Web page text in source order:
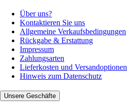
Über uns?
Kontaktieren Sie uns
Allgemeine Verkaufsbedingungen
Rückgabe & Erstattung
Impressum
Zahlungsarten
Lieferkosten und Versandoptionen
Hinweis zum Datenschutz
Unsere Geschäfte